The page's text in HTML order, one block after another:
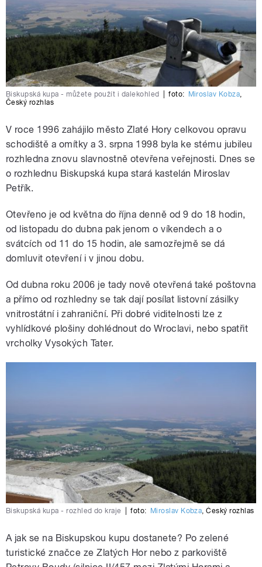
Biskupská kupa - můžete použít i dalekohled foto: Miroslav Kobza,
Český rozhlas
V roce 1996 zahájilo město Zlaté Hory celkovou opravu
schodiště a omítky a 3. srpna 1998 byla ke stému jubileu
rozhledna znovu slavnostně otevřena veřejnosti. Dnes se
o rozhlednu Biskupská kupa stará kastelán Miroslav
Petřík.
Otevřeno je od května do října denně od 9 do 18 hodin,
od listopadu do dubna pak jenom o víkendech a o
svátcích od 11 do 15 hodin, ale samozřejmě se dá
domluvit otevření i v jinou dobu.
Od dubna roku 2006 je tady nově otevřená také poštovna
a přímo od rozhledny se tak dají posílat listovní zásilky
vnitrostátní i zahraniční. Při dobré viditelnosti lze z
vyhlídkové plošiny dohlédnout do Wroclavi, nebo spatřit
vrcholky Vysokých Tater.
Biskupská kupa - rozhled do kraje foto: Miroslav Kobza ,Český rozhlas
A jak se na Biskupskou kupu dostanete? Po zelené
turistické značce ze Zlatých Hor nebo z parkoviště